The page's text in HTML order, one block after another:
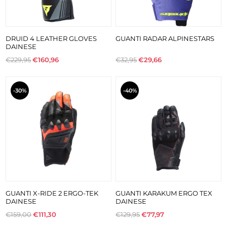
DRUID 4 LEATHER GLOVES
DAINESE
€229,95€160,96
GUANTI RADAR ALPINESTARS
€32,95€29,66
-30%
GUANTI X-RIDE 2 ERGO-TEK
DAINESE
€159,00€111,30
-40%
GUANTI KARAKUM ERGO TEX
DAINESE
€129,95€77,97